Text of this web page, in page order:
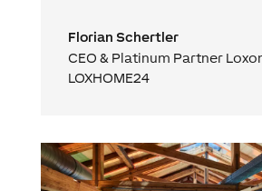
Florian Schertler
CEO & Platinum Partner
LOXHOME24